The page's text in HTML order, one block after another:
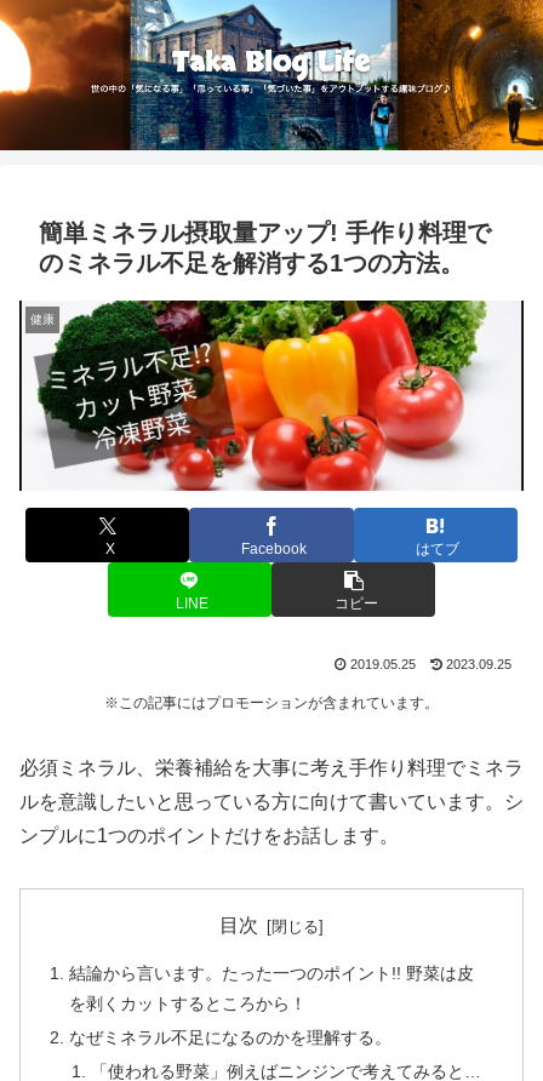
簡単ミネラル摂取量アップ! 手作り料理で
のミネラル不足を解消する1つの方法。
健康
X Facebook はてブ
LINE コピー
2019.05.25 2023.09.25
※この記事にはプロモーションが含まれています。
必須ミネラル、栄養補給を大事に考え手作り料理でミネラ
ルを意識したいと思っている方に向けて書いています。シ
ンプルに1つのポイントだけをお話します。
目次
結論から言います。たった一つのポイント!! 野菜は皮
を剥くカットするところから！
なぜミネラル不足になるのかを理解する。
「使われる野菜」例えばニンジンで考えてみると…